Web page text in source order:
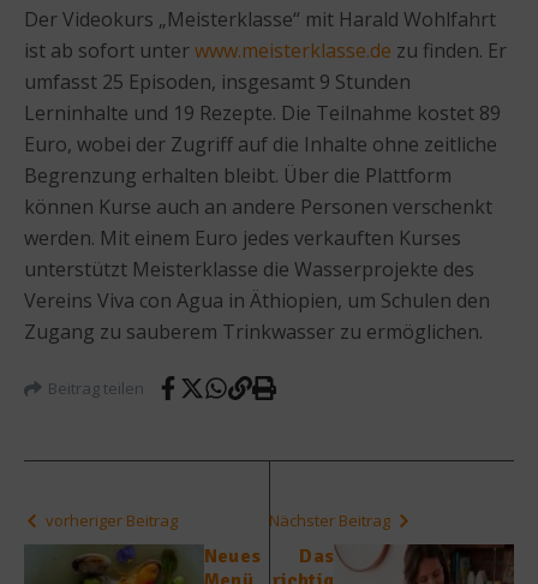
Der Videokurs „Meisterklasse“ mit Harald Wohlfahrt
ist ab sofort unterwww.meisterklasse.de zu finden. Er
umfasst 25 Episoden, insgesamt 9 Stunden
Lerninhalte und 19 Rezepte. Die Teilnahme kostet 89
Euro, wobei der Zugriff auf die Inhalte ohne zeitliche
Begrenzung erhalten bleibt. Über die Plattform
können Kurse auch an andere Personen verschenkt
werden. Mit einem Euro jedes verkauften Kurses
unterstützt Meisterklasse die Wasserprojekte des
Vereins Viva con Agua in Äthiopien, um Schulen den
Zugang zu sauberem Trinkwasser zu ermöglichen.
Beitrag teilen
vorheriger Beitrag
Neues
Nächster Beitrag
Das